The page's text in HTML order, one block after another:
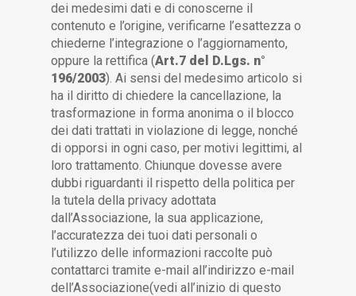
dei medesimi dati e di conoscerne il
contenuto e l’origine, verificarne l’esattezza o
chiederne l’integrazione o l’aggiornamento,
oppure la rettifica (Art.7 del D.Lgs. n°
196/2003). Ai sensi del medesimo articolo si
ha il diritto di chiedere la cancellazione, la
trasformazione in forma anonima o il blocco
dei dati trattati in violazione di legge, nonché
di opporsi in ogni caso, per motivi legittimi, al
loro trattamento. Chiunque dovesse avere
dubbi riguardanti il rispetto della politica per
la tutela della privacy adottata
dall’Associazione, la sua applicazione,
l’accuratezza dei tuoi dati personali o
l’utilizzo delle informazioni raccolte può
contattarci tramite e-mail all’indirizzo e-mail
dell’Associazione(vedi all’inizio di questo